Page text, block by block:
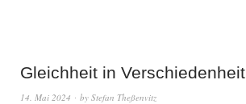
Gleichheit in Verschiedenheit
14. Mai 2024 by Stefan Theßenvitz